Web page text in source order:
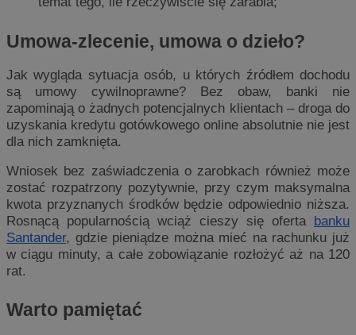
Umowa-zlecenie, umowa o dzieło?
Jak wygląda sytuacja osób, u których źródłem dochodu
są umowy cywilnoprawne? Bez obaw, banki nie
zapominają o żadnych potencjalnych klientach – droga do
uzyskania kredytu gotówkowego online absolutnie nie jest
dla nich zamknięta.
Wniosek bez zaświadczenia o zarobkach również może
zostać rozpatrzony pozytywnie, przy czym maksymalna
kwota przyznanych środków będzie odpowiednio niższa.
Rosnącą popularnością wciąż cieszy się oferta banku
Santander, gdzie pieniądze można mieć na rachunku już
w ciągu minuty, a całe zobowiązanie rozłożyć aż na 120
rat.
Warto pamiętać